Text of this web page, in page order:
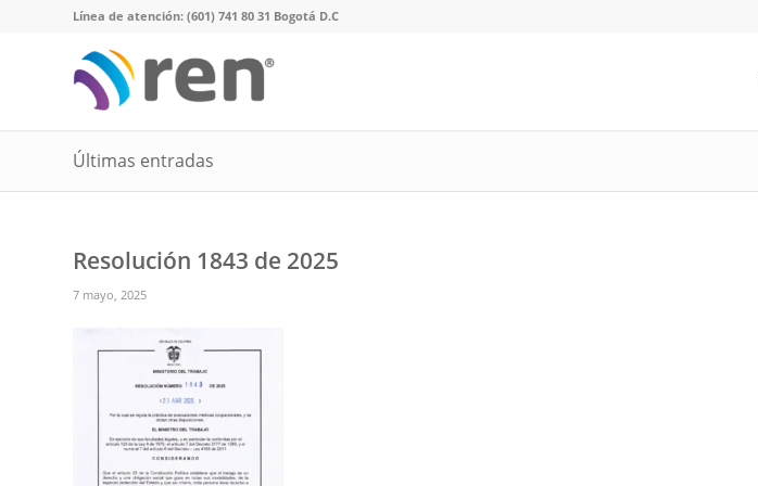
Línea de atención: (601) 741 80 31 Bogotá D.C
Últimas entradas
Resolución 1843 de 2025
7 mayo, 2025